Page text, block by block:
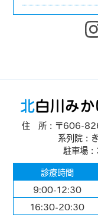
住 所：〒606-
系列院：
駐車場
診療時間
9:00-12:30
16:30-20:30